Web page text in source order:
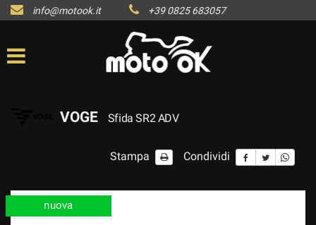
info@motook.it +39 0825 683057
VOGE Sfida SR2 ADV
Stampa Condividi
nuova